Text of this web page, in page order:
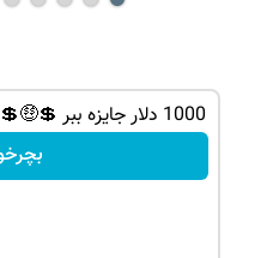
1000 دلار جایزه ببر 💲🤑💲 بازی کن و گردونه بچرخون